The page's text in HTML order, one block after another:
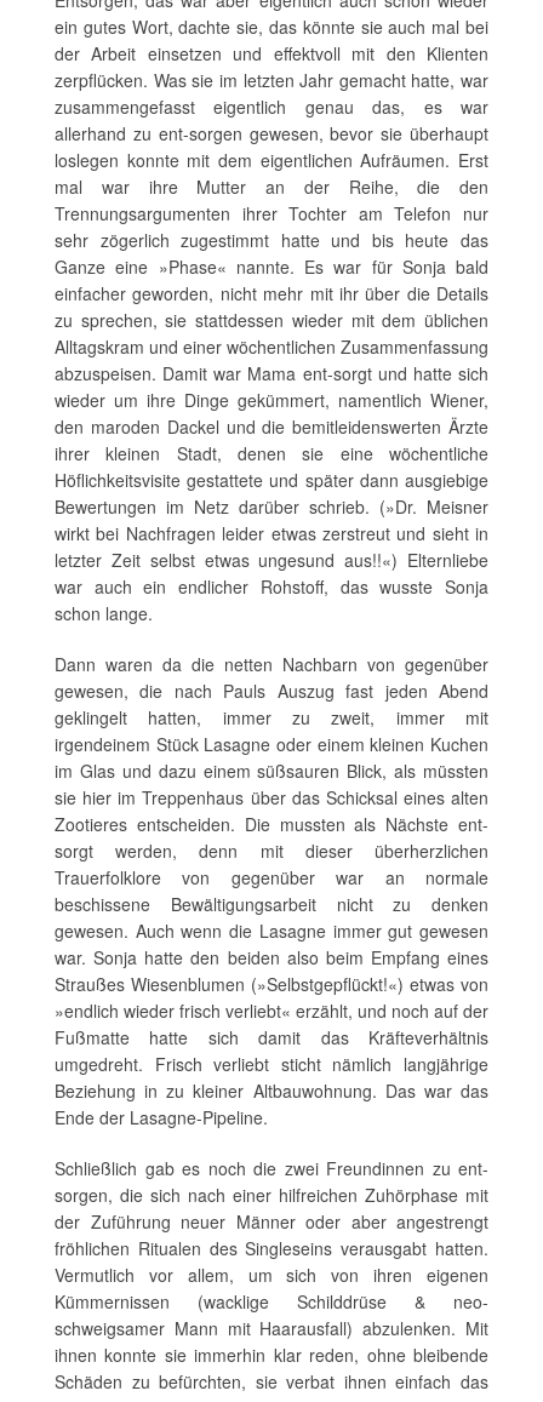
ein gutes Wort, dachte sie, das könnte sie auch mal bei
der Arbeit einsetzen und effektvoll mit den Klienten
zerpflücken. Was sie im letzten Jahr gemacht hatte, war
zusammengefasst eigentlich genau das, es war
allerhand zu ent-sorgen gewesen, bevor sie überhaupt
loslegen konnte mit dem eigentlichen Aufräumen. Erst
mal war ihre Mutter an der Reihe, die den
Trennungsargumenten ihrer Tochter am Telefon nur
sehr zögerlich zugestimmt hatte und bis heute das
Ganze eine »Phase« nannte. Es war für Sonja bald
einfacher geworden, nicht mehr mit ihr über die Details
zu sprechen, sie stattdessen wieder mit dem üblichen
Alltagskram und einer wöchentlichen Zusammenfassung
abzuspeisen. Damit war Mama ent-sorgt und hatte sich
wieder um ihre Dinge gekümmert, namentlich Wiener,
den maroden Dackel und die bemitleidenswerten Ärzte
ihrer kleinen Stadt, denen sie eine wöchentliche
Höflichkeitsvisite gestattete und später dann ausgiebige
Bewertungen im Netz darüber schrieb. (»Dr. Meisner
wirkt bei Nachfragen leider etwas zerstreut und sieht in
letzter Zeit selbst etwas ungesund aus!!«) Elternliebe
war auch ein endlicher Rohstoff, das wusste Sonja
schon lange.
Dann waren da die netten Nachbarn von gegenüber
gewesen, die nach Pauls Auszug fast jeden Abend
geklingelt hatten, immer zu zweit, immer mit
irgendeinem Stück Lasagne oder einem kleinen Kuchen
im Glas und dazu einem süßsauren Blick, als müssten
sie hier im Treppenhaus über das Schicksal eines alten
Zootieres entscheiden. Die mussten als Nächste ent-
sorgt werden, denn mit dieser überherzlichen
Trauerfolklore von gegenüber war an normale
beschissene Bewältigungsarbeit nicht zu denken
gewesen. Auch wenn die Lasagne immer gut gewesen
war. Sonja hatte den beiden also beim Empfang eines
Straußes Wiesenblumen (»Selbstgepflückt!«) etwas von
»endlich wieder frisch verliebt« erzählt, und noch auf der
Fußmatte hatte sich damit das Kräfteverhältnis
umgedreht. Frisch verliebt sticht nämlich langjährige
Beziehung in zu kleiner Altbauwohnung. Das war das
Ende der Lasagne-Pipeline.
Schließlich gab es noch die zwei Freundinnen zu ent-
sorgen, die sich nach einer hilfreichen Zuhörphase mit
der Zuführung neuer Männer oder aber angestrengt
fröhlichen Ritualen des Singleseins verausgabt hatten.
Vermutlich vor allem, um sich von ihren eigenen
Kümmernissen (wacklige Schilddrüse & neo-
schweigsamer Mann mit Haarausfall) abzulenken. Mit
ihnen konnte sie immerhin klar reden, ohne bleibende
Schäden zu befürchten, sie verbat ihnen einfach das